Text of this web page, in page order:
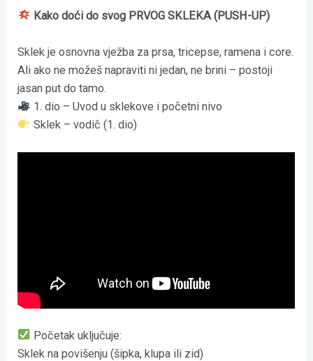
Kako doći do svog PRVOG SKLEKA (PUSH-UP)
Sklek je osnovna vježba za prsa, tricepse, ramena i core.
Ali ako ne možeš napraviti ni jedan, ne brini – postoji
jasan put do tamo.
1. dio – Uvod u sklekove i početni nivo
Sklek – vodič (1. dio)
Početak uključuje:
Sklek na povišenju (šipka, klupa ili zid)